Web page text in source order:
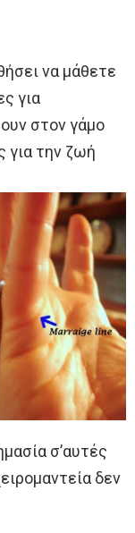
να μάθετε
για
στον γάμο
για την ζωή
σ’αυτές
δεν